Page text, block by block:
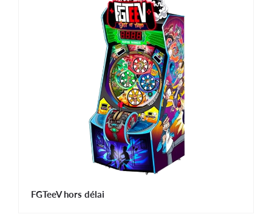
FGTeeV hors délai